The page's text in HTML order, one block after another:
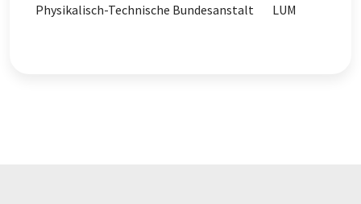
Physikalisch-Technische Bundesanstalt LUM